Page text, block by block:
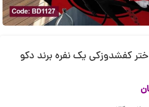
کفشدوزکی یک نفره برند دکو